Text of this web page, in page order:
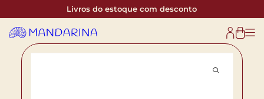
Livros do estoque com desconto